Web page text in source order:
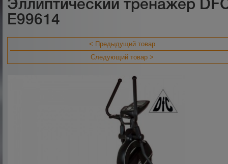
Эллиптический тренажер
E99614
< Предыдущий товар
Следующий товар >